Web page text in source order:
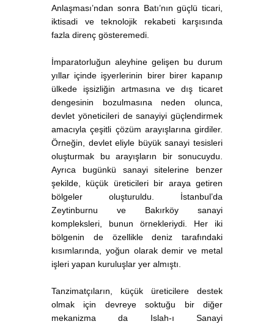
Anlaşması’ndan sonra Batı’nın güçlü ticari,
iktisadi ve teknolojik rekabeti karşısında
fazla direnç gösteremedi.
İmparatorluğun aleyhine gelişen bu durum
yıllar içinde işyerlerinin birer birer kapanıp
ülkede işsizliğin artmasına ve dış ticaret
dengesinin bozulmasına neden olunca,
devlet yöneticileri de sanayiyi güçlendirmek
amacıyla çeşitli çözüm arayışlarına girdiler.
Örneğin, devlet eliyle büyük sanayi tesisleri
oluşturmak bu arayışların bir sonucuydu.
Ayrıca bugünkü sanayi sitelerine benzer
şekilde, küçük üreticileri bir araya getiren
bölgeler oluşturuldu. İstanbul’da
Zeytinburnu ve Bakırköy sanayi
kompleksleri, bunun örnekleriydi. Her iki
bölgenin de özellikle deniz tarafındaki
kısımlarında, yoğun olarak demir ve metal
işleri yapan kuruluşlar yer almıştı.
Tanzimatçıların, küçük üreticilere destek
olmak için devreye soktuğu bir diğer
mekanizma da Islah-ı Sanayi